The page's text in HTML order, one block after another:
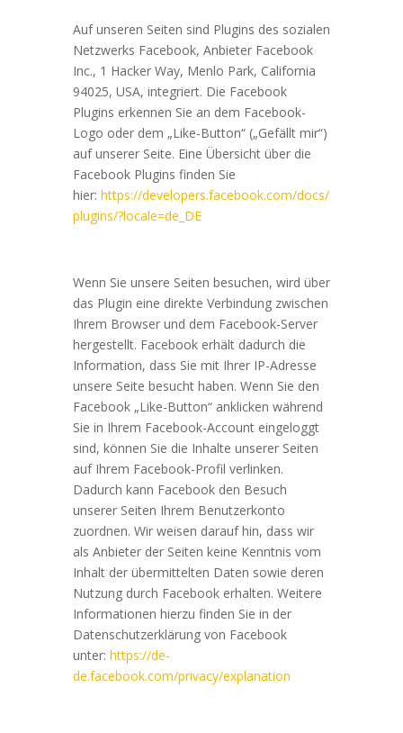
Auf unseren Seiten sind Plugins des sozialen
Netzwerks Facebook, Anbieter Facebook
Inc., 1 Hacker Way, Menlo Park, California
94025, USA, integriert. Die Facebook
Plugins erkennen Sie an dem Facebook-
Logo oder dem „Like-Button“ („Gefällt mir“)
auf unserer Seite. Eine Übersicht über die
Facebook Plugins finden Sie
hier: https://developers.facebook.com/docs/
plugins/?locale=de_DE
Wenn Sie unsere Seiten besuchen, wird über
das Plugin eine direkte Verbindung zwischen
Ihrem Browser und dem Facebook-Server
hergestellt. Facebook erhält dadurch die
Information, dass Sie mit Ihrer IP-Adresse
unsere Seite besucht haben. Wenn Sie den
Facebook „Like-Button“ anklicken während
Sie in Ihrem Facebook-Account eingeloggt
sind, können Sie die Inhalte unserer Seiten
auf Ihrem Facebook-Profil verlinken.
Dadurch kann Facebook den Besuch
unserer Seiten Ihrem Benutzerkonto
zuordnen. Wir weisen darauf hin, dass wir
als Anbieter der Seiten keine Kenntnis vom
Inhalt der übermittelten Daten sowie deren
Nutzung durch Facebook erhalten. Weitere
Informationen hierzu finden Sie in der
Datenschutzerklärung von Facebook
unter: https://de-
de.facebook.com/privacy/explanation